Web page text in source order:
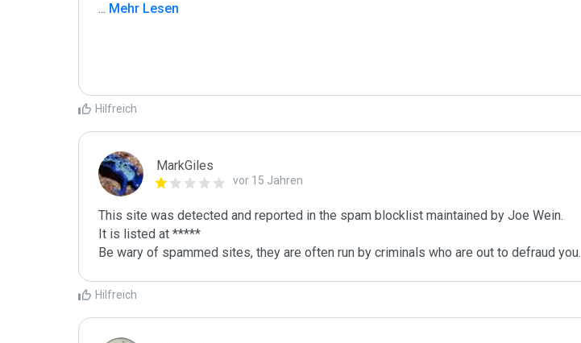
... Mehr Lesen
Hilfreich
MarkGiles
vor 15 Jahren
This site was detected and reported in the spam blocklist maintained by Joe Wein.
It is listed at *****
Be wary of spammed sites, they are often run by criminals who are out to defraud you.
Hilfreich